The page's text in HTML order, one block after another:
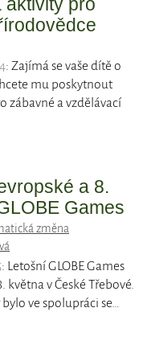
aktivity pro
: Zajímá se vaše dítě o
mu poskytnout
zábavné a vzdělávací
a 8.
Games
změna
: Letošní GLOBE Games
května v České Třebové.
ve spolupráci se…